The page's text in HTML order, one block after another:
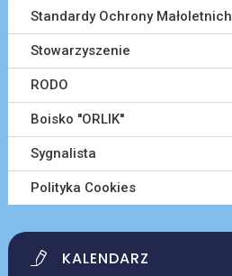
Standardy Ochrony Małoletnich
Stowarzyszenie
RODO
Boisko ''ORLIK''
Sygnalista
Polityka Cookies
KALENDARZ